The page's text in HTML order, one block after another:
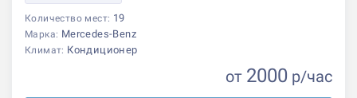
Количество мест: 19
Марка: Mercedes-Benz
Климат: Кондиционер
от 2000 р/час